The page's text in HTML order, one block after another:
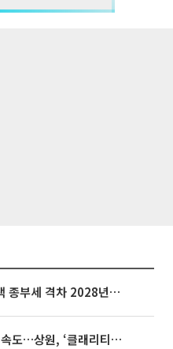
종부세 개편에도…1·3주택 종부세 격차 2028년부터 확대
미국, 가상자산 포괄 규제 속도…상원, ‘클래리티법’ 9월 절차투표 추진